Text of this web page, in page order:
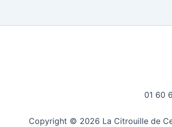
01 60
Copyright © 2026 La Citrouille de